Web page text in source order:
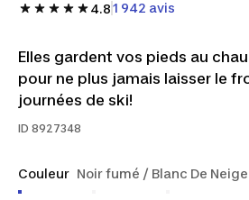
4.81 942 avis
Elles gardent vos pieds au
pour ne plus jamais laisser le
journées de ski!
ID 8927348
Couleur Noir fumé / Blanc De Neige